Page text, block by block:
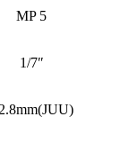
MP 5
1/7″